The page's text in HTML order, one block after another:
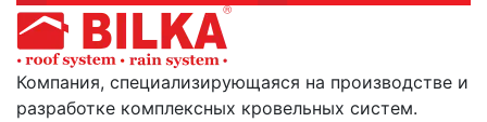
Компания, специализирующаяся на производстве и
разработке комплексных кровельных систем.